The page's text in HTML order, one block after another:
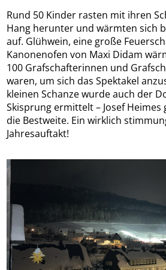
Rund 50 Kinder rasten mit ihren
Hang herunter und wärmten sich
auf. Glühwein, eine große
Kanonenofen von Maxi Didam
100 Grafschafterinnen und
waren, um sich das Spektakel
kleinen Schanze wurde auch der
Skisprung ermittelt – Josef
die Bestweite. Ein wirklich
Jahresauftakt!